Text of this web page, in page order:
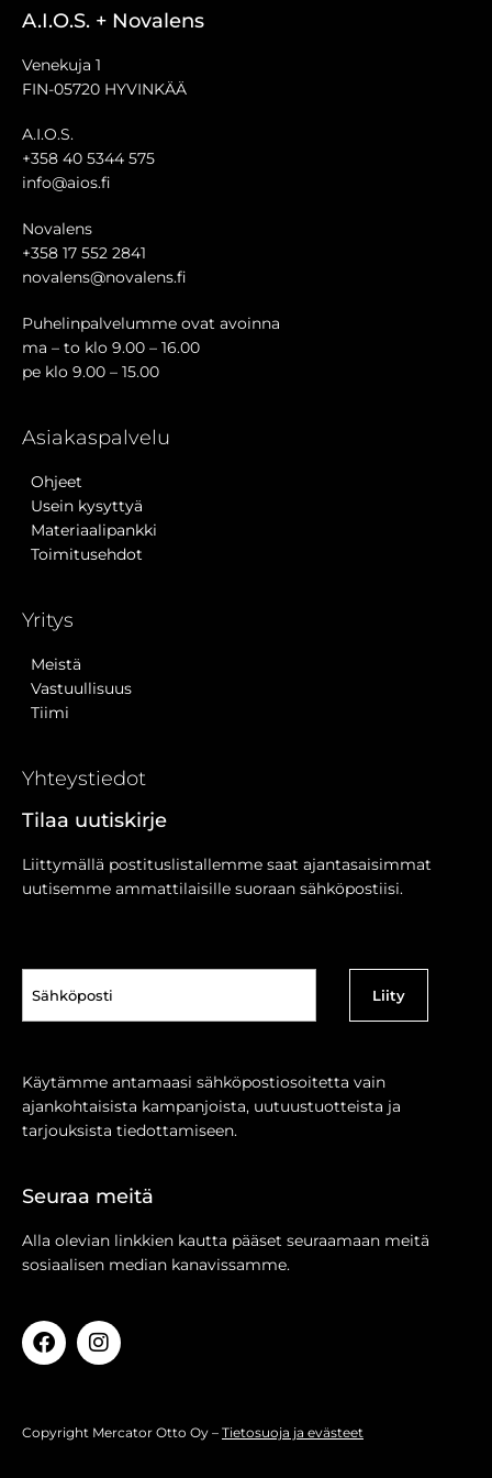
A.I.O.S. + Novalens
Venekuja 1
FIN-05720 HYVINKÄÄ
A.I.O.S.
+358 40 5344 575
info@aios.fi
Novalens
+358 17 552 2841
novalens@novalens.fi
Puhelinpalvelumme ovat avoinna
ma – to klo 9.00 – 16.00
pe klo 9.00 – 15.00
Asiakaspalvelu
Ohjeet
Usein kysyttyä
Materiaalipankki
Toimitusehdot
Yritys
Meistä
Vastuullisuus
Tiimi
Yhteystiedot
Tilaa uutiskirje
Liittymällä postituslistallemme saat ajantasaisimmat
uutisemme ammattilaisille suoraan sähköpostiisi.
(Pakollinen)
Käytämme antamaasi sähköpostiosoitetta vain
ajankohtaisista kampanjoista, uutuustuotteista ja
tarjouksista tiedottamiseen.
Seuraa meitä
Alla olevian linkkien kautta pääset seuraamaan meitä
sosiaalisen median kanavissamme.
Copyright Mercator Otto Oy – Tietosuoja ja evästeet